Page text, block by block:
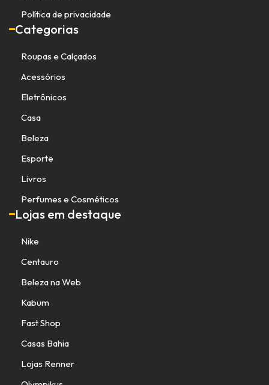
Política de privacidade
Categorias
Roupas e Calçados
Acessórios
Eletrônicos
Casa
Beleza
Esporte
Livros
Perfumes e Cosméticos
Lojas em destaque
Nike
Centauro
Beleza na Web
Kabum
Fast Shop
Casas Bahia
Lojas Renner